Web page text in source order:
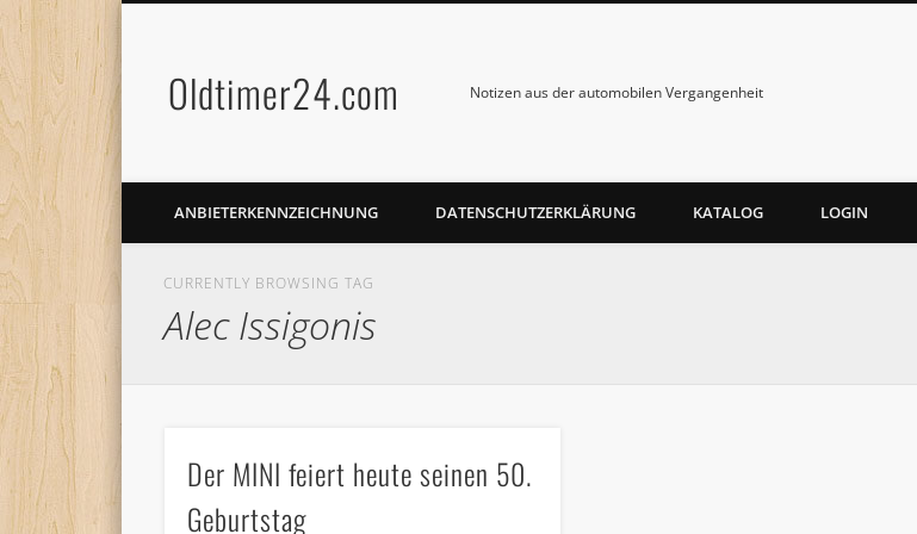
Oldtimer24.com Notizen aus der automobilen Vergangenheit
ANBIETERKENNZEICHNUNG DATENSCHUTZERKLÄRUNG KATALOG LOGIN
CURRENTLY BROWSING TAG
Alec Issigonis
Der MINI feiert heute seinen 50.
Geburtstag